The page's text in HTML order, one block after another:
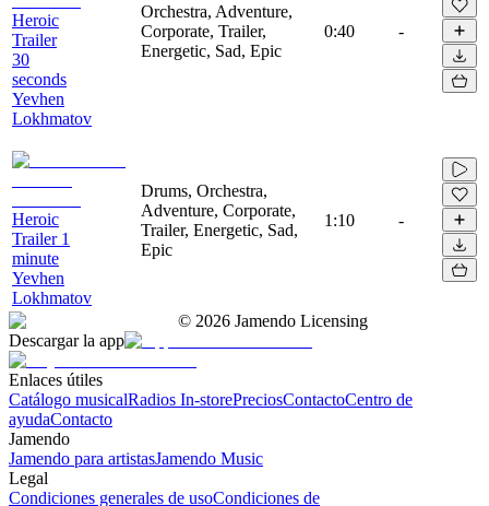
Heroic
Trailer
30
seconds
Yevhen
Lokhmatov
Orchestra, Adventure,
Corporate, Trailer,
Energetic, Sad, Epic
0:40 -
Heroic
Trailer 1
minute
Yevhen
Lokhmatov
Drums, Orchestra,
Adventure, Corporate,
Trailer, Energetic, Sad,
Epic
1:10 -
© 2026 Jamendo Licensing
Descargar la app
Enlaces útiles
Catálogo musicalRadios In-storePreciosContactoCentro de
ayudaContacto
Jamendo
Jamendo para artistasJamendo Music
Legal
Condiciones generales de usoCondiciones de